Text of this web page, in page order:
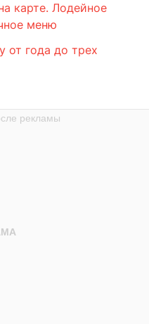
карте. Лодейное
меню
от года до трех